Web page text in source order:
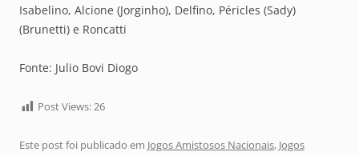
Isabelino, Alcione (Jorginho), Delfino, Péricles (Sady)
(Brunetti) e Roncatti
Fonte: Julio Bovi Diogo
Post Views:26
Este post foi publicado em Jogos Amistosos Nacionais, Jogos